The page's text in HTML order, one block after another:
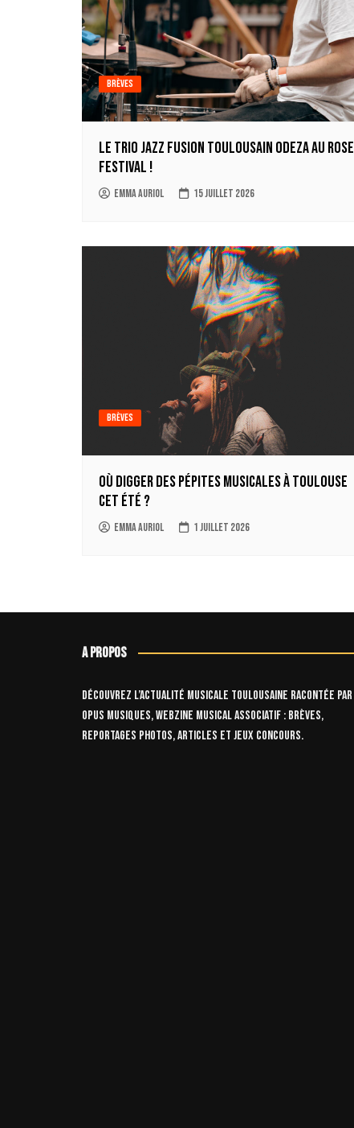
Brèves
Le trio jazz fusion toulousain ODEZA au Rose
Festival !
Emma Auriol 15 juillet 2026
Brèves
Où digger des pépites musicales à Toulouse
cet été ?
Emma Auriol 1 juillet 2026
A propos
Découvrez l’actualité musicale toulousaine racontée par
OPUS Musiques, webzine musical associatif : brèves,
reportages photos, articles et jeux concours.